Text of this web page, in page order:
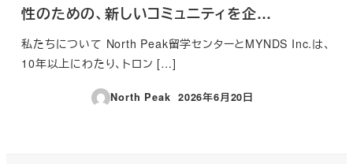
性のための、新しいコミュニティを企…
私たちについて North Peak留学センターとMYNDS Inc.は、
10年以上にわたり、トロン […]
North Peak
投稿日
2026年6月20日